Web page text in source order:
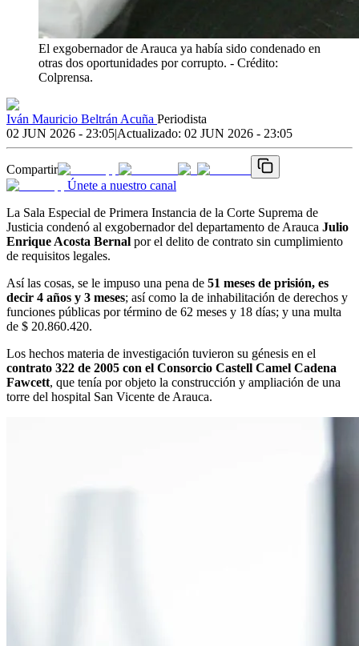
El exgobernador de Arauca ya había sido condenado en
otras dos oportunidades por corrupto. - Crédito:
Colprensa.
Iván Mauricio Beltrán Acuña Periodista
02 JUN 2026 - 23:05|Actualizado: 02 JUN 2026 - 23:05
Compartir
Únete a nuestro canal
La Sala Especial de Primera Instancia de la Corte Suprema de
Justicia condenó al exgobernador del departamento de Arauca Julio
Enrique Acosta Bernal por el delito de contrato sin cumplimiento
de requisitos legales.
Así las cosas, se le impuso una pena de 51 meses de prisión, es
decir 4 años y 3 meses; así como la de inhabilitación de derechos y
funciones públicas por término de 62 meses y 18 días; y una multa
de $ 20.860.420.
Los hechos materia de investigación tuvieron su génesis en el
contrato 322 de 2005 con el Consorcio Castell Camel Cadena
Fawcett, que tenía por objeto la construcción y ampliación de una
torre del hospital San Vicente de Arauca.